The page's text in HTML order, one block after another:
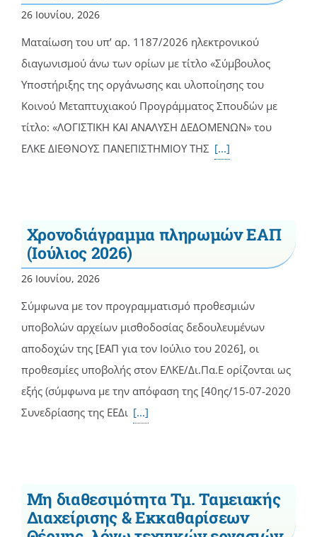
26 Ιουνίου, 2026
Mαταίωση του υπ’ αρ. 1187/2026 ηλεκτρονικού
διαγωνισμού άνω των ορίων με τίτλο «Σύμβουλος
Υποστήριξης της οργάνωσης και υλοποίησης του
Κοινού Μεταπτυχιακού Προγράμματος Σπουδών με
τίτλο: «ΛΟΓΙΣΤΙΚΗ ΚΑΙ ΑΝΑΛΥΣΗ ΔΕΔΟΜΕΝΩΝ» του
ΕΛΚΕ ΔΙΕΘΝΟΥΣ ΠΑΝΕΠΙΣΤΗΜΙΟΥ ΤΗΣ [...]
Χρονοδιάγραμμα πληρωμών ΕΑΠ
(Ιούλιος 2026)
26 Ιουνίου, 2026
Σύμφωνα με τον προγραμματισμό προθεσμιών
υποβολών αρχείων μισθοδοσίας δεδουλευμένων
αποδοχών της [ΕΑΠ για τον Ιούλιο του 2026], οι
προθεσμίες υποβολής στον ΕΛΚΕ/Δι.Πα.Ε ορίζονται ως
εξής (σύμφωνα με την απόφαση της [40ης/15-07-2020
Συνεδρίασης της ΕΕΔι [...]
Μη διαθεσιμότητα Τμ. Ταμειακής
Διαχείρισης & Εκκαθαρίσεων